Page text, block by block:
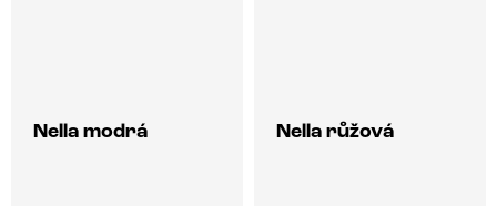
Nella modrá Nella růžová